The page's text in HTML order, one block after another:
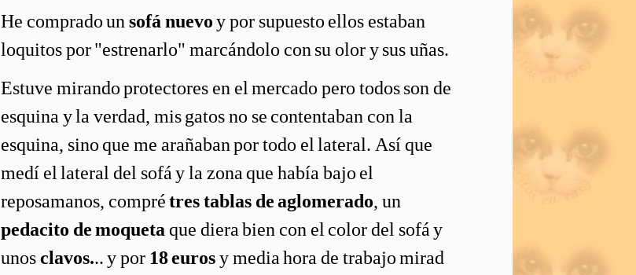
He comprado un sofá nuevoy por supuesto ellos estaban
loquitos por "estrenarlo" marcándolo con su olor y sus uñas.
Estuve mirando protectores en el mercado pero todos son de
esquina y la verdad, mis gatos no se contentaban con la
esquina, sino que me arañaban por todo el lateral. Así que
medí el lateral del sofá y la zona que había bajo el
reposamanos, comprétres tablas de aglomerado, un
pedacito de moqueta que diera bien con el color del sofá y
unosclavos... y por 18 eurosy media hora de trabajo mirad